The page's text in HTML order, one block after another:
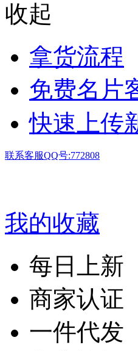
收起
拿货流程
免费名片
快速上传
联系客服QQ号:772808
我的收藏
每日上新
商家认证
一件代发